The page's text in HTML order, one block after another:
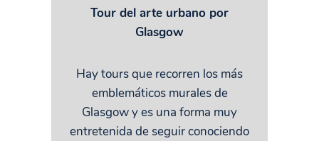
Tour del arte urbano por
Glasgow
Hay tours que recorren los más
emblemáticos murales de
Glasgow y es una forma muy
entretenida de seguir conociendo